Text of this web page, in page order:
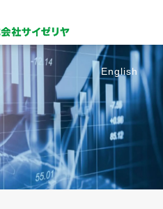
English